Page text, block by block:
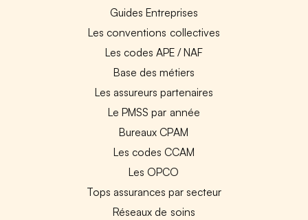
Guides Entreprises
Les conventions collectives
Les codes APE / NAF
Base des métiers
Les assureurs partenaires
Le PMSS par année
Bureaux CPAM
Les codes CCAM
Les OPCO
Tops assurances par secteur
Réseaux de soins